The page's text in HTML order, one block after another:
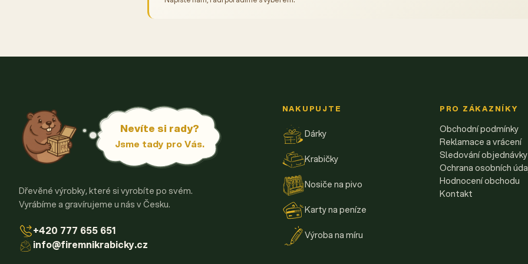
Nevíte si rady?
Jsme tady pro Vás.
Dřevěné výrobky, které si vyrobíte po svém.
Vyrábíme a gravírujeme u nás v Česku.
+420 777 655 651
info@firemnikrabicky.cz
NAKUPUJTE
Dárky
Krabičky
Nosiče na pivo
Karty na peníze
Výroba na míru
PRO ZÁKAZNÍKY
Obchodní podmínky
Reklamace a vrácení
Sledování objednávky
Ochrana osobních
Hodnocení obchodu
Kontakt